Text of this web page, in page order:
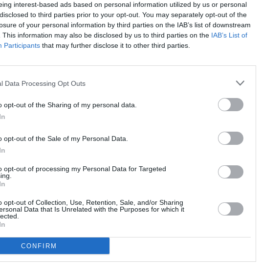
interest-based ads based on personal information utilized by us or personal
to third parties prior to your opt-out. You may separately opt-out of the
of your personal information by third parties on the IAB’s list of downstream
This information may also be disclosed by us to third parties on the IAB’s List of
Participants that may further disclose it to other third parties.
Data Processing Opt Outs
opt-out of the Sharing of my personal data.
opt-out of the Sale of my Personal Data.
opt-out of processing my Personal Data for Targeted
opt-out of Collection, Use, Retention, Sale, and/or Sharing
Data that Is Unrelated with the Purposes for which it
CONFIRM
apprécié l’article ?
SOUTENIR
commentaire !